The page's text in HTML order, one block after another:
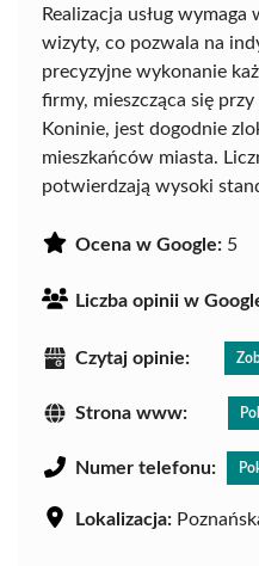
Realizacja usług
wizyty, co pozwala na
precyzyjne wykonanie
firmy, mieszcząca się
Koninie, jest dogodnie
mieszkańców miasta.
potwierdzają wysoki
Ocena w Google: 5
Liczba opinii w
Czytaj opinie:
Strona www:
Numer telefonu:
Lokalizacja: